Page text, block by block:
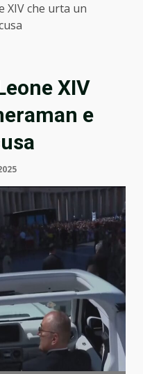
XIV che urta un
XIV
e